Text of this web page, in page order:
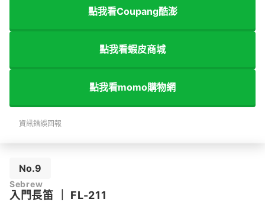
點我看Coupang酷澎
點我看蝦皮商城
點我看momo購物網
資訊錯誤回報
No.9
Sebrew
入門長笛 FL-211